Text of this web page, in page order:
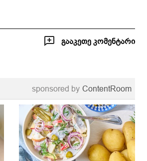
გააკეთე კომენტარი
sponsored by ContentRoom